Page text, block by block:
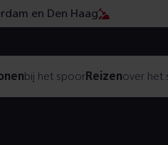
en Den Haag
bij het spoorReizenover het